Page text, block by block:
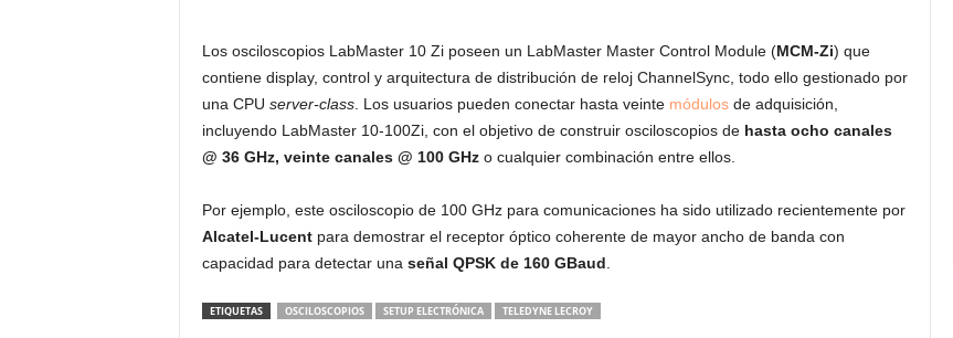
Los osciloscopios LabMaster 10 Zi poseen un LabMaster Master Control Module (MCM-Zi) que
contiene display, control y arquitectura de distribución de reloj ChannelSync, todo ello gestionado por
una CPU server-class. Los usuarios pueden conectar hasta veinte módulosde adquisición,
incluyendo LabMaster 10-100Zi, con el objetivo de construir osciloscopios de hasta ocho canales
@ 36 GHz, veinte canales @ 100 GHzo cualquier combinación entre ellos.
Por ejemplo, este osciloscopio de 100 GHz para comunicaciones ha sido utilizado recientemente por
Alcatel-Lucentpara demostrar el receptor óptico coherente de mayor ancho de banda con
capacidad para detectar una señal QPSK de 160 GBaud
ETIQUETAS OSCILOSCOPIOS SETUP ELECTRÓNICA TELEDYNE LECROY